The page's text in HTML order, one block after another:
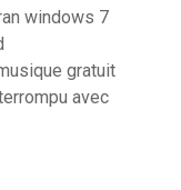
windows 7
gratuit
avec